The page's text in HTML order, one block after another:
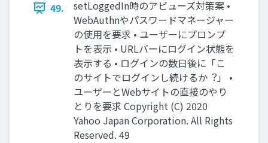
49.
setLoggedIn時のアビューズ対策案 •
WebAuthnやパスワードマネージャー
の使⽤を要求 • ユーザーにプロンプ
トを表⽰ • URLバーにログイン状態を
表⽰する • ログインの数⽇後に「こ
のサイトでログインし続けるか︖」 •
ユーザーとWebサイトの直接のやり
とりを要求 Copyright (C) 2020
Yahoo Japan Corporation. All Rights
Reserved. 49